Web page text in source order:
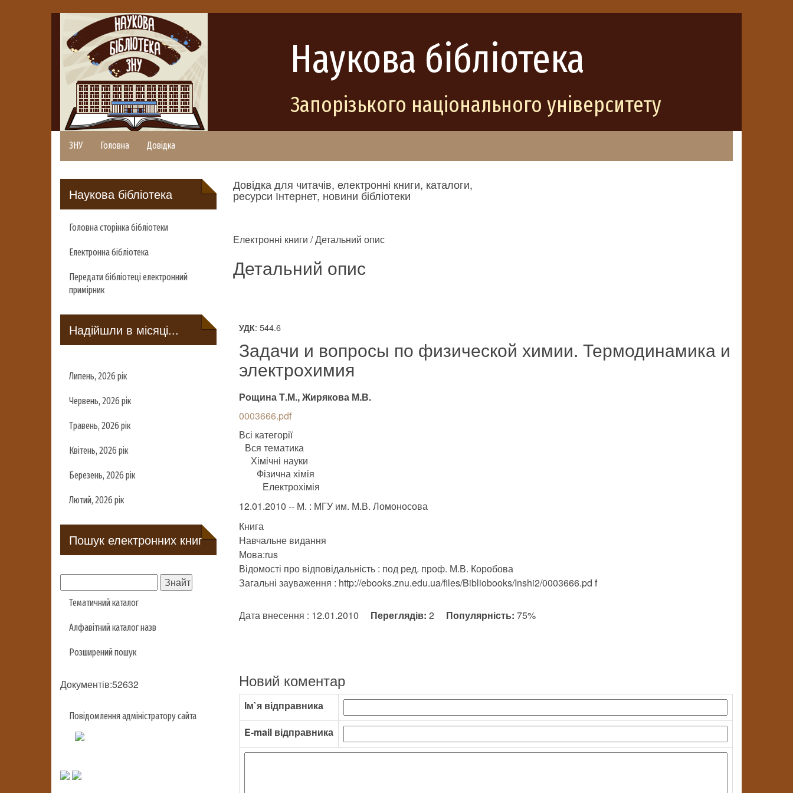
Наукова бібліотека
Запорізького національного університету
ЗНУ Головна Довідка
Наукова бібліотека
Головна сторінка бібліотеки
Електронна бібліотека
Передати бібліотеці електронний
примірник
Надійшли в місяці...
Липень, 2026 рік
Червень, 2026 рік
Травень, 2026 рік
Квітень, 2026 рік
Березень, 2026 рік
Лютий, 2026 рік
Пошук електронних книг
Тематичний каталог
Алфавітний каталог назв
Розширений пошук
Документів:52632
Повідомлення адміністратору сайта
Довідка для читачів, електронні книги, каталоги,
ресурси Інтернет, новини бібліотеки
Електронні книги / Детальний опис
Детальний опис
УДК: 544.6
Задачи и вопросы по физической химии. Термодинамика и
электрохимия
Рощина Т.М., Жирякова М.В.
0003666.pdf
Всі категорії
Вся тематика
Хімічні науки
Фізична хімія
Електрохімія
12.01.2010 -- М. : МГУ им. М.В. Ломоносова
Книга
Навчальне видання
Мова:rus
Відомості про відповідальність : под ред. проф. М.В. Коробова
Загальні зауваження : http://ebooks.znu.edu.ua/files/Bibliobooks/Inshi2/0003666.pd f
Дата внесення : 12.01.2010 Переглядів: 2 Популярність: 75%
Новий коментар
Ім`я відправника
E-mail відправника